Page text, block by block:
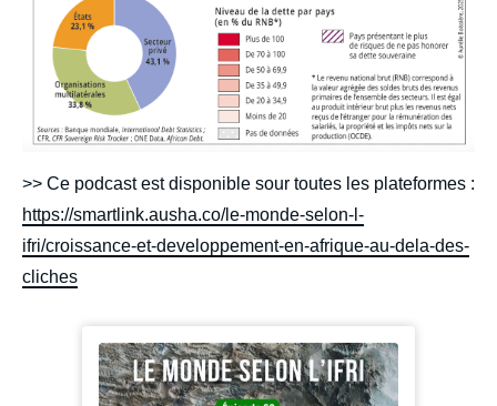
>> Ce podcast est disponible sour toutes les plateformes :
https://smartlink.ausha.co/le-monde-selon-l-
ifri/croissance-et-developpement-en-afrique-au-dela-des-
cliches